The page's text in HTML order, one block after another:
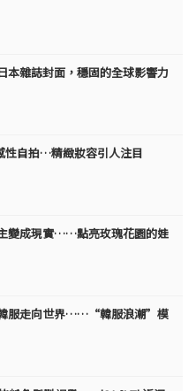
本雜誌封面，穩固的全球影響力
性自拍…精緻妝容引人注目
變成現實……點亮玫瑰花園的娃
服走向世界……“韓服浪潮”模